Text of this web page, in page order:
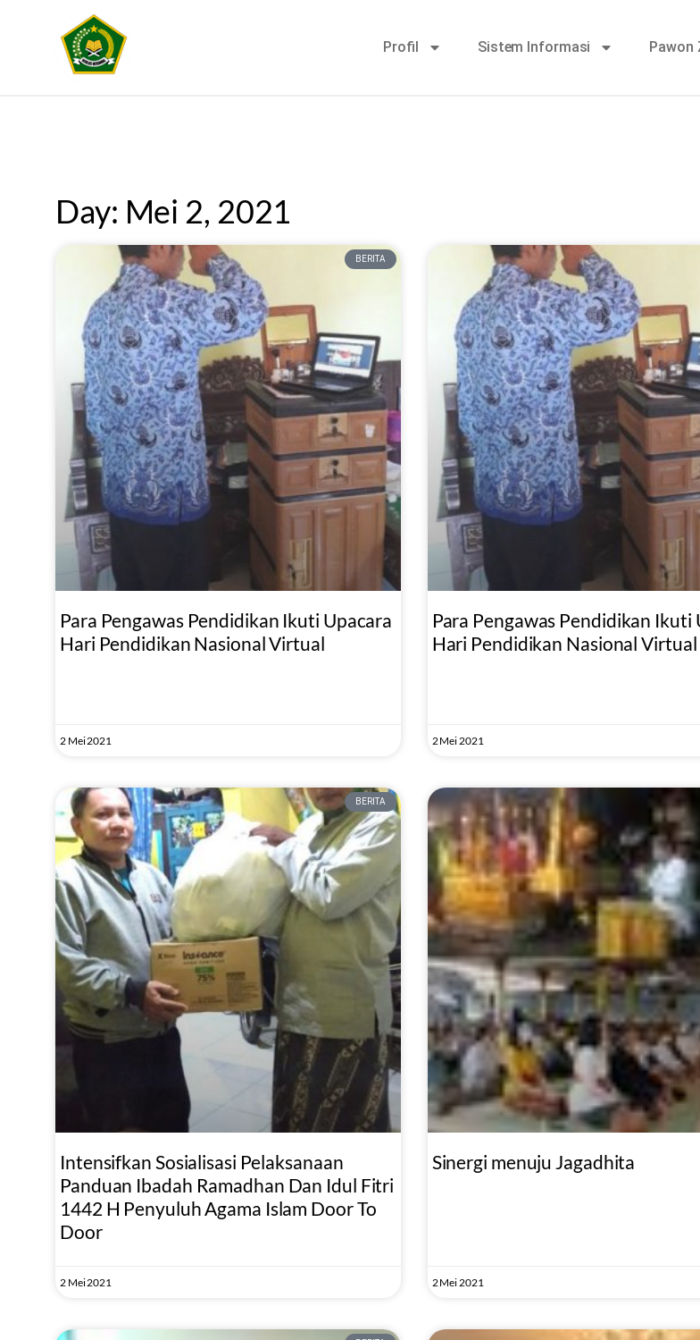
Profil Sistem Informasi Pawon
Day: Mei 2, 2021
BERITA
Para Pengawas Pendidikan Ikuti Upacara
Hari Pendidikan Nasional Virtual
2 Mei 2021
Para Pengawas Pendidikan Ikuti
Hari Pendidikan Nasional Virtual
2 Mei 2021
BERITA
Intensifkan Sosialisasi Pelaksanaan
Panduan Ibadah Ramadhan Dan Idul Fitri
1442 H Penyuluh Agama Islam Door To
Door
2 Mei 2021
Sinergi menuju Jagadhita
2 Mei 2021